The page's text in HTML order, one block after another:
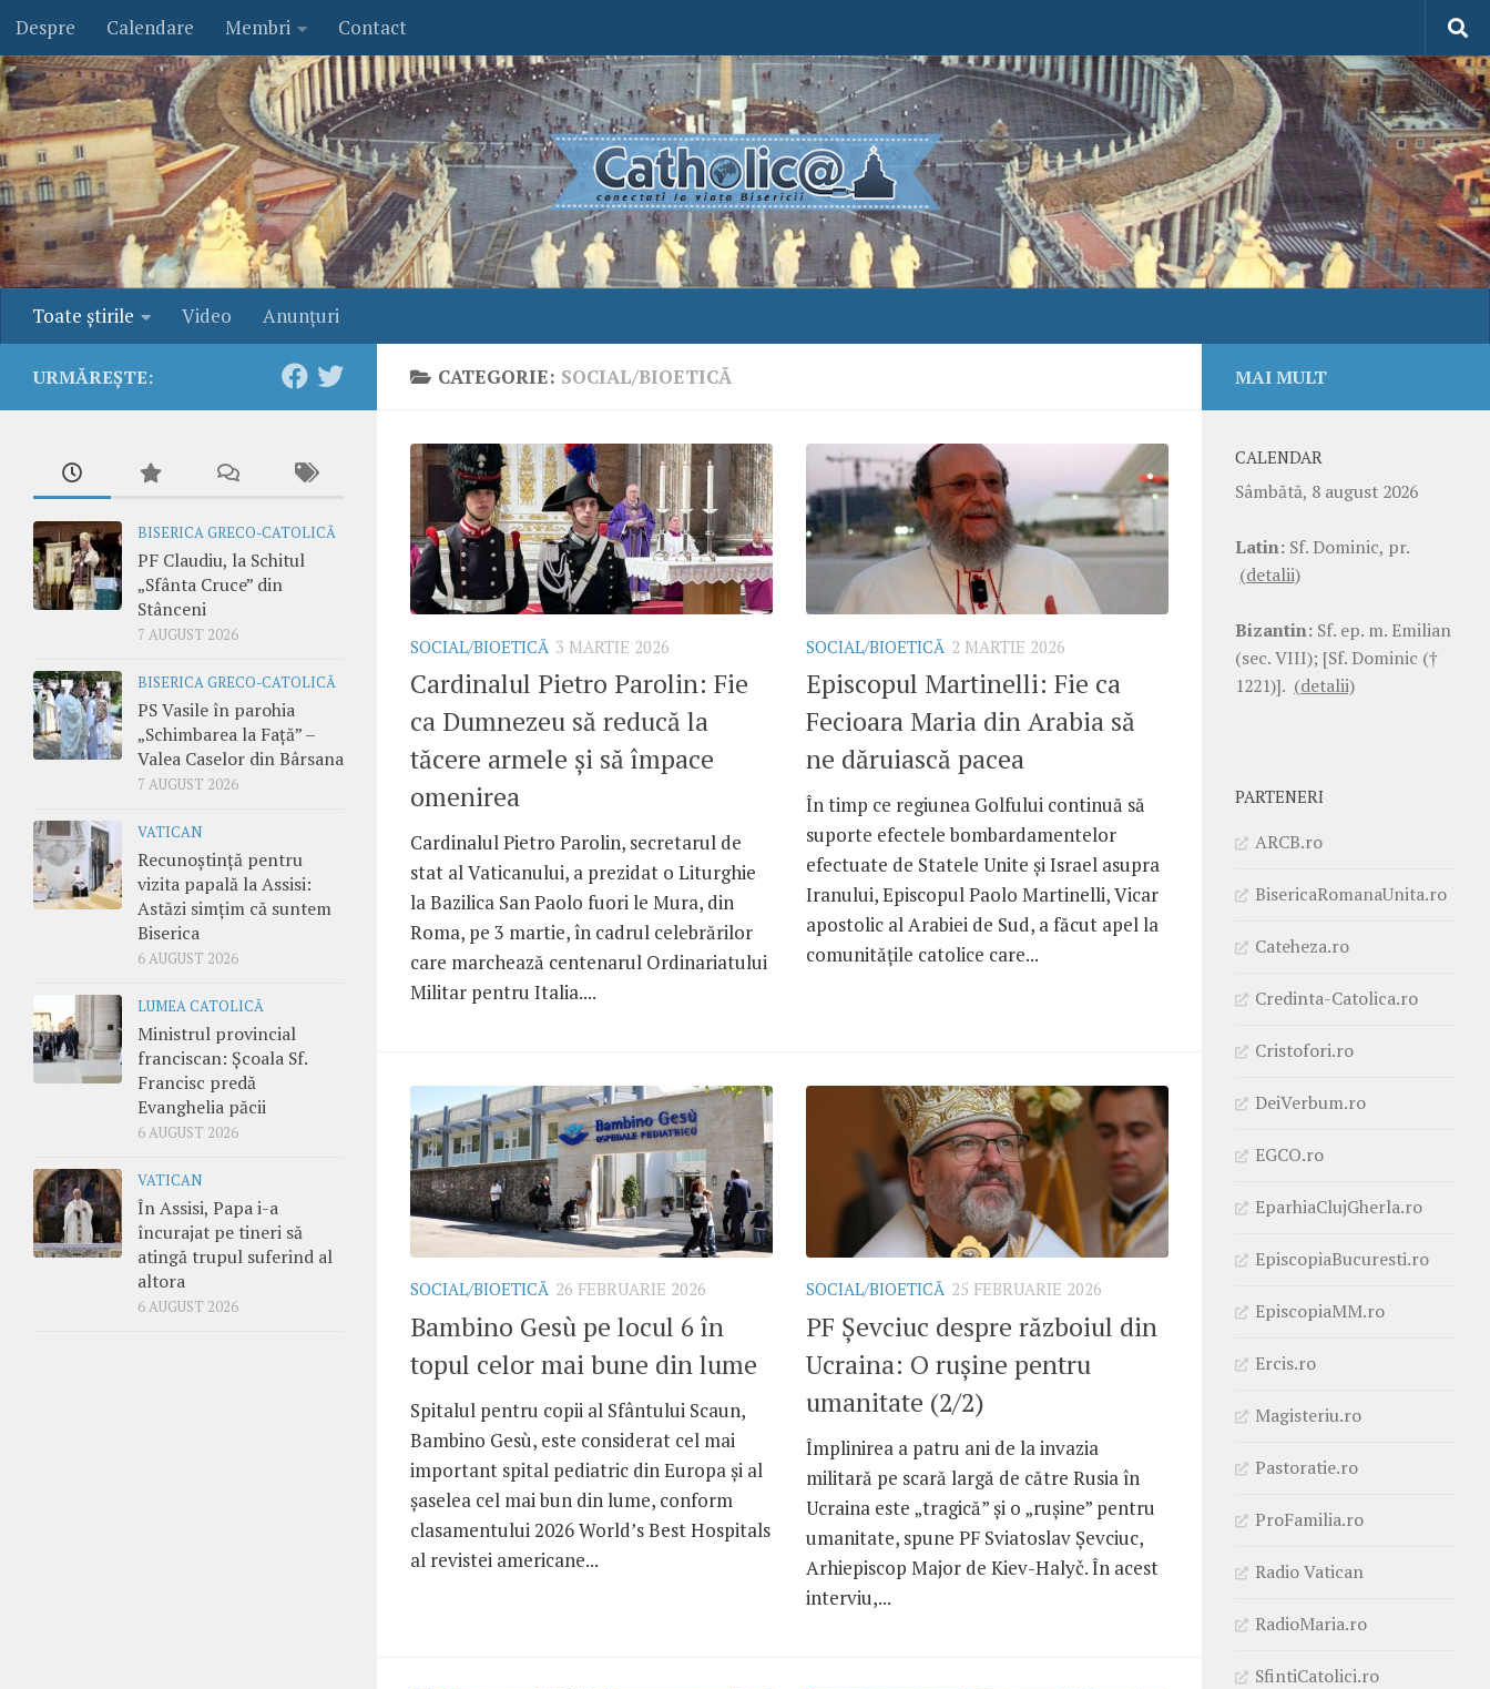
Skip to content
Despre Calendare Membri Contact
Toate ştirile Video Anunţuri
CATEGORIE: SOCIAL/BIOETICĂ
SOCIAL/BIOETICĂ 3 MARTIE 2026
Cardinalul Pietro Parolin: Fie
ca Dumnezeu să reducă la
tăcere armele și să împace
omenirea
Cardinalul Pietro Parolin, secretarul de
stat al Vaticanului, a prezidat o Liturghie
la Bazilica San Paolo fuori le Mura, din
Roma, pe 3 martie, în cadrul celebrărilor
care marchează centenarul Ordinariatului
Militar pentru Italia....
SOCIAL/BIOETICĂ 2 MARTIE 2026
Episcopul Martinelli: Fie ca
Fecioara Maria din Arabia să
ne dăruiască pacea
În timp ce regiunea Golfului continuă să
suporte efectele bombardamentelor
efectuate de Statele Unite și Israel asupra
Iranului, Episcopul Paolo Martinelli, Vicar
apostolic al Arabiei de Sud, a făcut apel la
comunitățile catolice care...
SOCIAL/BIOETICĂ 26 FEBRUARIE 2026
Bambino Gesù pe locul 6 în
topul celor mai bune din lume
Spitalul pentru copii al Sfântului Scaun,
Bambino Gesù, este considerat cel mai
important spital pediatric din Europa și al
șaselea cel mai bun din lume, conform
clasamentului 2026 World’s Best Hospitals
al revistei americane...
SOCIAL/BIOETICĂ 25 FEBRUARIE 2026
PF Șevciuc despre războiul din
Ucraina: O rușine pentru
umanitate (2/2)
Împlinirea a patru ani de la invazia
militară pe scară largă de către Rusia în
Ucraina este „tragică” și o „rușine” pentru
umanitate, spune PF Sviatoslav Șevciuc,
Arhiepiscop Major de Kiev-Halyč. În acest
interviu,...
URMĂREȘTE:
BISERICA GRECO-CATOLICĂ
PF Claudiu, la Schitul
„Sfânta Cruce” din
Stânceni
7 AUGUST 2026
BISERICA GRECO-CATOLICĂ
PS Vasile în parohia
„Schimbarea la Față” –
Valea Caselor din Bârsana
7 AUGUST 2026
VATICAN
Recunoștință pentru
vizita papală la Assisi:
Astăzi simțim că suntem
Biserica
6 AUGUST 2026
LUMEA CATOLICĂ
Ministrul provincial
franciscan: Școala Sf.
Francisc predă
Evanghelia păcii
6 AUGUST 2026
VATICAN
În Assisi, Papa i-a
încurajat pe tineri să
atingă trupul suferind al
altora
6 AUGUST 2026
MAI MULT
CALENDAR
Sâmbătă, 8 august 2026
Latin: Sf. Dominic, pr.
(detalii)
Bizantin: Sf. ep. m. Emilian
(sec. VIII); [Sf. Dominic (†
1221)]. (detalii)
PARTENERI
ARCB.ro
BisericaRomanaUnita.ro
Cateheza.ro
Credinta-Catolica.ro
Cristofori.ro
DeiVerbum.ro
EGCO.ro
EparhiaClujGherla.ro
EpiscopiaBucuresti.ro
EpiscopiaMM.ro
Ercis.ro
Magisteriu.ro
Pastoratie.ro
ProFamilia.ro
Radio Vatican
RadioMaria.ro
SfintiCatolici.ro